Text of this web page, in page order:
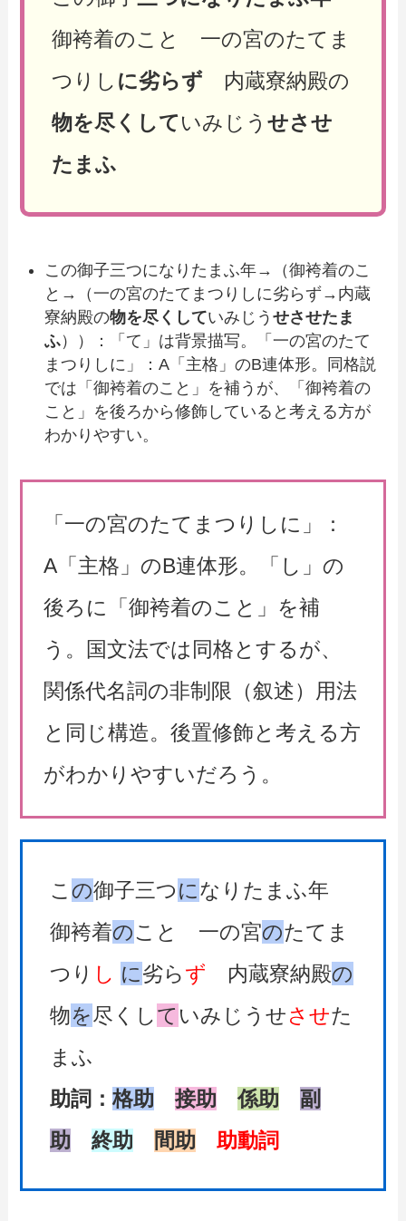
御袴着のこと 一の宮のたてま
つりし に劣らず 内蔵寮納殿の
物を尽くしていみじうせさせ
たまふ
この御子三つになりたまふ年→（御袴着のこ
と→（一の宮のたてまつりしに劣らず→内蔵
寮納殿の物を尽くしていみじうせさせたま
ふ））：「て」は背景描写。「一の宮のたて
まつりしに」：A「主格」のB連体形。同格説
では「御袴着のこと」を補うが、「御袴着の
こと」を後ろから修飾していると考える方が
わかりやすい。
「一の宮のたてまつりしに」：
A「主格」のB連体形。「し」の
後ろに「御袴着のこと」を補
う。国文法では同格とするが、
関係代名詞の非制限（叙述）用法
と同じ構造。後置修飾と考える方
がわかりやすいだろう。
こ の御子三つになりたまふ年
御袴着のこと 一の宮のたてま
つり し に劣らず 内蔵寮納殿の
物を尽くして いみじうせさせた
まふ
助詞：格助 接助 係助
副
助
終助 間助 助動詞